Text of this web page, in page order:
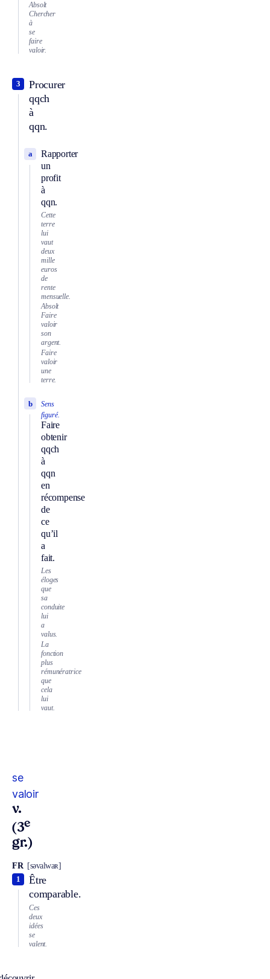
Absolt
Chercher
à
se
faire
valoir.
Procurer
qqch
à
qqn.
3
Rapporter
un
profit
à
qqn.
a
Cette
terre
lui
vaut
deux
mille
euros
de
rente
mensuelle.
Absolt
Faire
valoir
son
argent.
Faire
valoir
une
terre.
Sens
figuré.
Faire
obtenir
qqch
à
qqn
en
récompense
de
ce
qu’il
a
fait.
b
Les
éloges
que
sa
conduite
lui
a
valus.
La
fonction
plus
rémunératrice
que
cela
lui
vaut.
se
valoir
v.
(3e
gr.)
FR [səvalwaʀ]
Être
comparable.
1
Ces
deux
idées
se
valent.